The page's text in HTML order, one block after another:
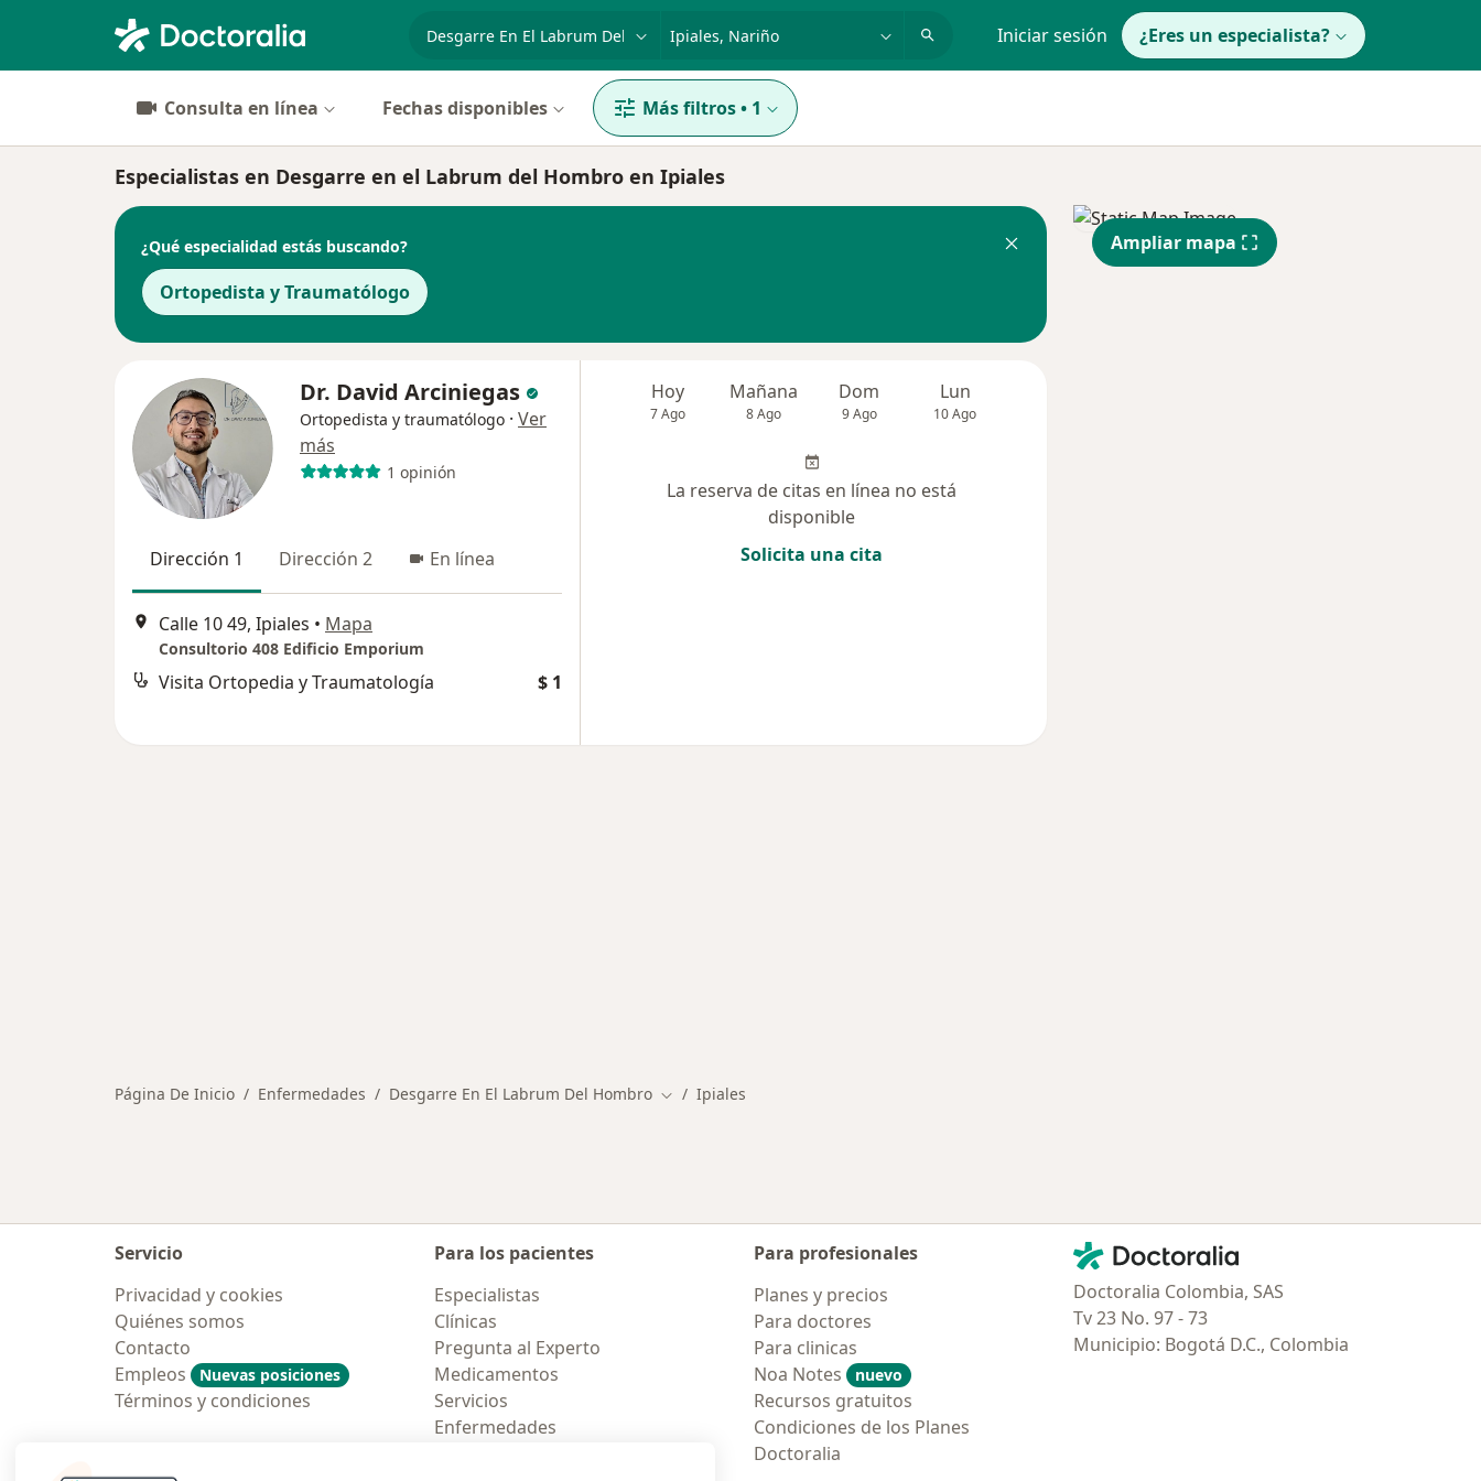
Iniciar sesión ¿Eres un especialista?
Consulta en línea Fechas disponibles Más filtros• 1
Especialistas en Desgarre en el Labrum del Hombro en Ipiales
¿Qué especialidad estás buscando?
Ortopedista y Traumatólogo
Dr. David Arciniegas
Ortopedista y traumatólogo · Ver
más
1 opinión
Dirección 1 Dirección 2 En línea
Calle 10 49, Ipiales • Mapa
Consultorio 408 Edificio Emporium
Visita Ortopedia y Traumatología $ 1
Hoy
7 Ago
Mañana
8 Ago
Dom
9 Ago
Lun
10 Ago
La reserva de citas en línea no está
disponible
Solicita una cita
Ampliar mapa
Página De Inicio Enfermedades Desgarre En El Labrum Del Hombro Cambiar de ciudad
Ipiales
Servicio
Privacidad y cookies
Quiénes somos
Contacto
Empleos
Nuevas posiciones
Términos y condiciones
Para los pacientes
Especialistas
Clínicas
Pregunta al Experto
Medicamentos
Servicios
Enfermedades
Para profesionales
Planes y precios
Para doctores
Para clinicas
Noa Notes
nuevo
Recursos gratuitos
Condiciones de los Planes
Doctoralia
Contacto
Doctoralia - Página de inicio
Doctoralia Colombia, SAS
Tv 23 No. 97 - 73
Municipio: Bogotá D.C., Colombia